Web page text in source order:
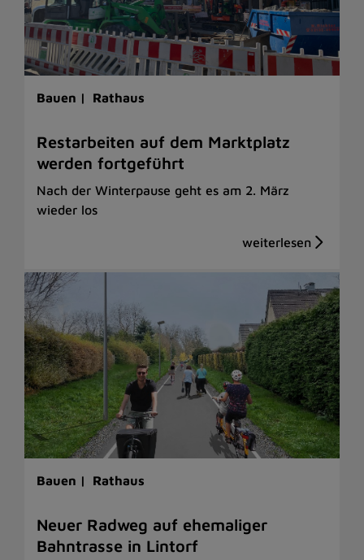
Bauen | Rathaus
Restarbeiten auf dem Marktplatz
werden fortgeführt
Nach der Winterpause geht es am 2. März
wieder los
Bauen | Rathaus
Neuer Radweg auf ehemaliger
Bahntrasse in Lintorf